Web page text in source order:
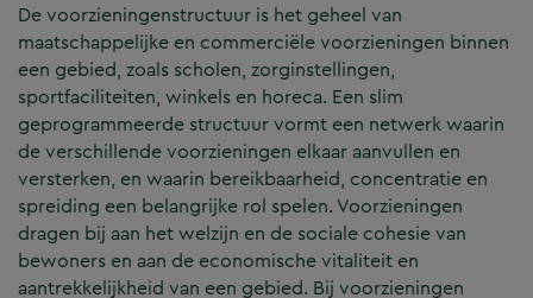
De voorzieningenstructuur is het geheel van
maatschappelijke en commerciële voorzieningen binnen
een gebied, zoals scholen, zorginstellingen,
sportfaciliteiten, winkels en horeca. Een slim
geprogrammeerde structuur vormt een netwerk waarin
de verschillende voorzieningen elkaar aanvullen en
versterken, en waarin bereikbaarheid, concentratie en
spreiding een belangrijke rol spelen. Voorzieningen
dragen bij aan het welzijn en de sociale cohesie van
bewoners en aan de economische vitaliteit en
aantrekkelijkheid van een gebied. Bij voorzieningen